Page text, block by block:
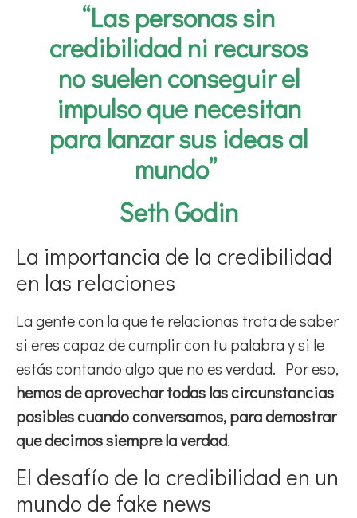
“Las personas sin
credibilidad ni recursos
no suelen conseguir el
impulso que necesitan
para lanzar sus ideas al
mundo”
Seth Godin
La importancia de la credibilidad
en las relaciones
La gente con la que te relacionas trata de saber
si eres capaz de cumplir con tu palabra y si le
estás contando algo que no es verdad. Por eso,
hemos de aprovechar todas las circunstancias
posibles cuando conversamos, para demostrar
que decimos siempre la verdad.
El desafío de la credibilidad en un
mundo de fake news